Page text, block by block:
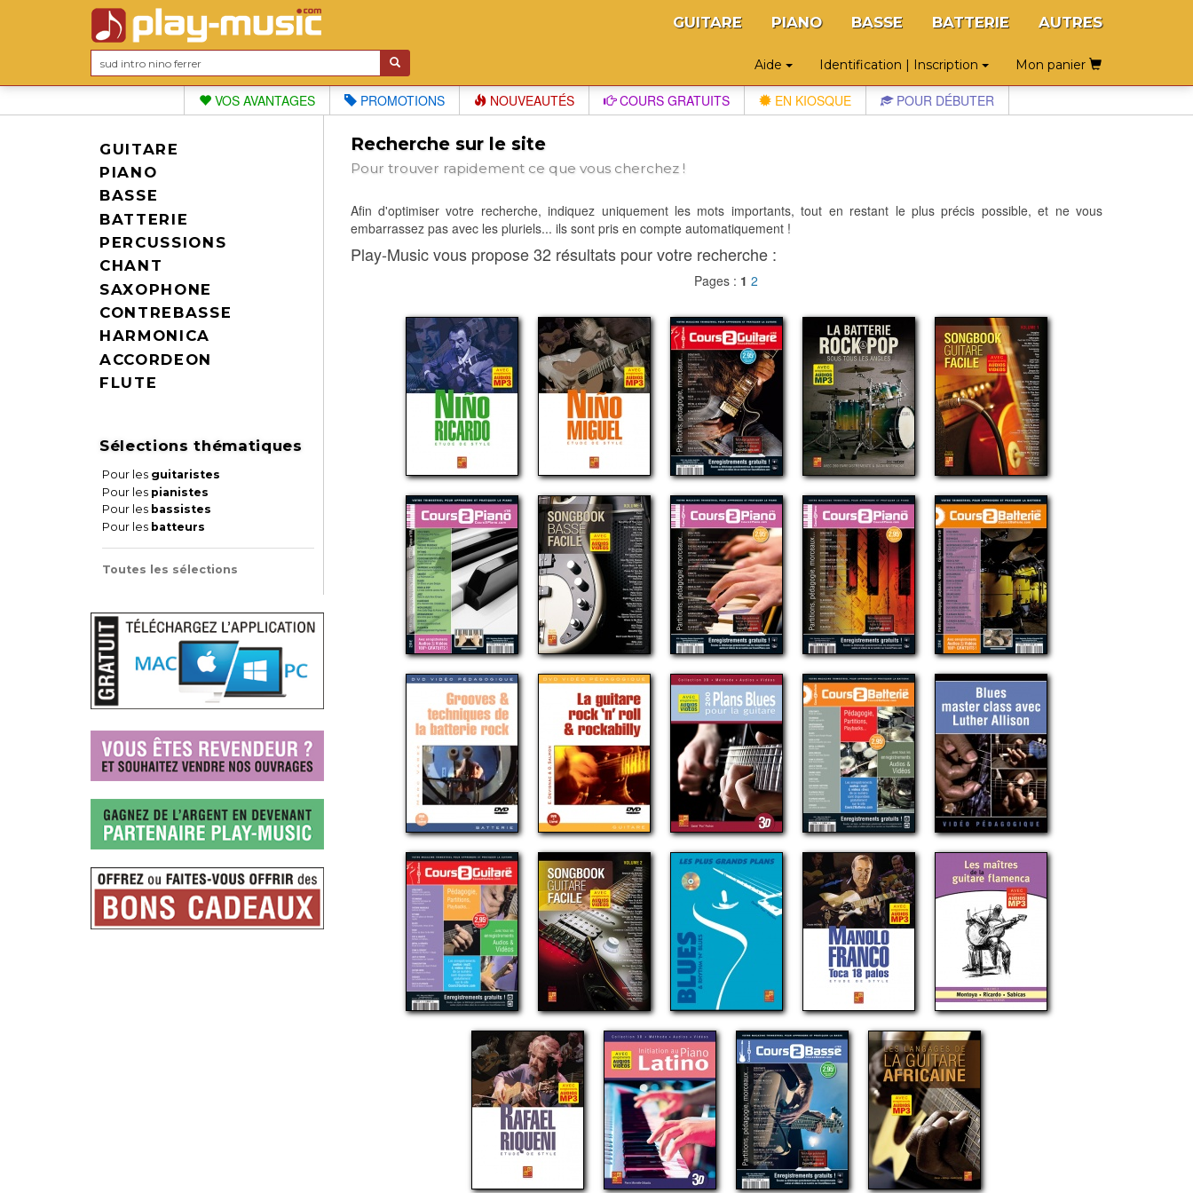
GUITARE PIANO BASSE BATTERIE AUTRES
Aide Identification | Inscription Mon panier
VOS AVANTAGES PROMOTIONS NOUVEAUTÉS COURS GRATUITS EN KIOSQUE POUR DÉBUTER
GUITARE
PIANO
BASSE
BATTERIE
PERCUSSIONS
CHANT
SAXOPHONE
CONTREBASSE
HARMONICA
ACCORDEON
FLUTE
Sélections thématiques
Pour les guitaristes
Pour les pianistes
Pour les bassistes
Pour les batteurs
Toutes les sélections
Recherche sur le site
Pour trouver rapidement ce que vous cherchez !
Afin d'optimiser votre recherche, indiquez uniquement les mots importants, tout en restant le plus précis possible, et ne vous
embarrassez pas avec les pluriels... ils sont pris en compte automatiquement !
Play-Music vous propose 32 résultats pour votre recherche :
Pages : 1 2